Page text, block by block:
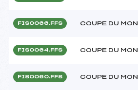
FIS0066.FFS COUPE DU
FIS0064.FFS COUPE DU
FIS0060.FFS COUPE DU